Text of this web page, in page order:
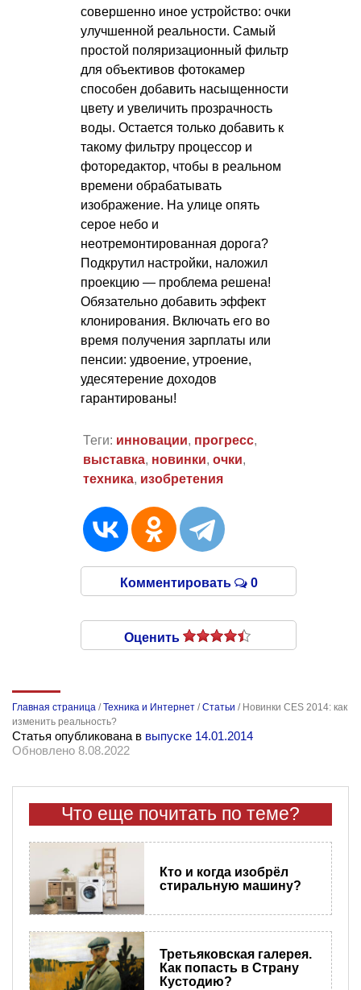
совершенно иное устройство: очки
улучшенной реальности. Самый
простой поляризационный фильтр
для объективов фотокамер
способен добавить насыщенности
цвету и увеличить прозрачность
воды. Остается только добавить к
такому фильтру процессор и
фоторедактор, чтобы в реальном
времени обрабатывать
изображение. На улице опять
серое небо и
неотремонтированная дорога?
Подкрутил настройки, наложил
проекцию — проблема решена!
Обязательно добавить эффект
клонирования. Включать его во
время получения зарплаты или
пенсии: удвоение, утроение,
удесятерение доходов
гарантированы!
Теги: инновации, прогресс,
выставка, новинки, очки,
техника, изобретения
Комментировать 0
Оценить
Главная страница /Техника и Интернет /Статьи / Новинки CES 2014: как
изменить реальность?
Статья опубликована в выпуске 14.01.2014
Обновлено 8.08.2022
Что еще почитать по теме?
Кто и когда изобрёл
стиральную машину?
Третьяковская галерея.
Как попасть в Страну
Кустодию?